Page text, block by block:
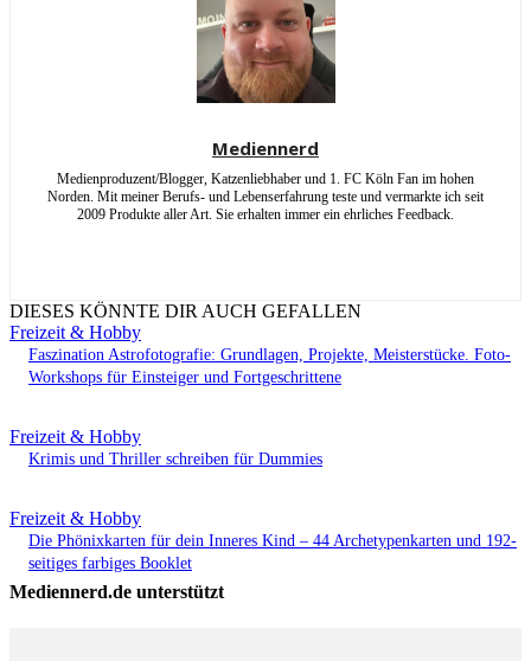
Mediennerd
Medienproduzent/Blogger, Katzenliebhaber und 1. FC Köln Fan im hohen
Norden. Mit meiner Berufs- und Lebenserfahrung teste und vermarkte ich seit
2009 Produkte aller Art. Sie erhalten immer ein ehrliches Feedback.
DIESES KÖNNTE DIR AUCH GEFALLEN
Freizeit & Hobby
Faszination Astrofotografie: Grundlagen, Projekte, Meisterstücke. Foto-
Workshops für Einsteiger und Fortgeschrittene
Freizeit & Hobby
Krimis und Thriller schreiben für Dummies
Freizeit & Hobby
Die Phönixkarten für dein Inneres Kind – 44 Archetypenkarten und 192-
seitiges farbiges Booklet
Mediennerd.de unterstützt